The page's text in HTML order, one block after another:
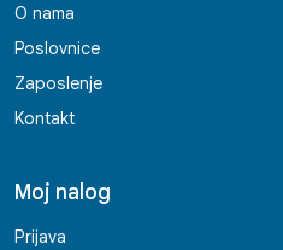
O nama
Poslovnice
Zaposlenje
Kontakt
Moj nalog
Prijava